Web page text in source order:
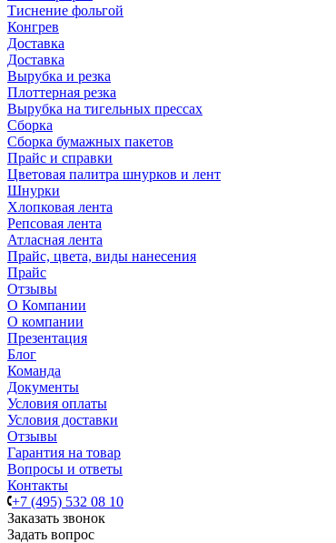
Тиснение фольгой
Конгрев
Доставка
Доставка
Вырубка и резка
Плоттерная резка
Вырубка на тигельных прессах
Сборка
Сборка бумажных пакетов
Прайс и справки
Цветовая палитра шнурков и лент
Шнурки
Хлопковая лента
Репсовая лента
Атласная лента
Прайс, цвета, виды нанесения
Прайс
Отзывы
О Компании
О компании
Презентация
Блог
Команда
Документы
Условия оплаты
Условия доставки
Отзывы
Гарантия на товар
Вопросы и ответы
Контакты
+7 (495) 532 08 10
Заказать звонок
Задать вопрос